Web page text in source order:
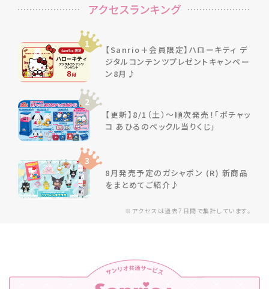
※アクセスは過去7日間で集計しています。
アクセスランキング
1
【Sanrio＋会員限定】ハローキティ デ
ジタルコンテンツプレゼントキャンペー
ン8月♪
2
【更新】8/1（土）～順次発売！「ポチャッ
コ あひるのペックル当りくじ」
3
8月発売予定のガシャポン (R) 新商品
をまとめてご紹介♪